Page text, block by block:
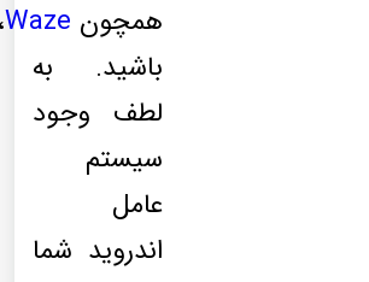
همچون Waze
باشید. به
لطف وجود
سیستم
عامل
اندروید شما